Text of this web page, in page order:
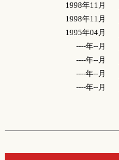
1998年11月
1998年11月
1995年04月
----年--月
----年--月
----年--月
----年--月